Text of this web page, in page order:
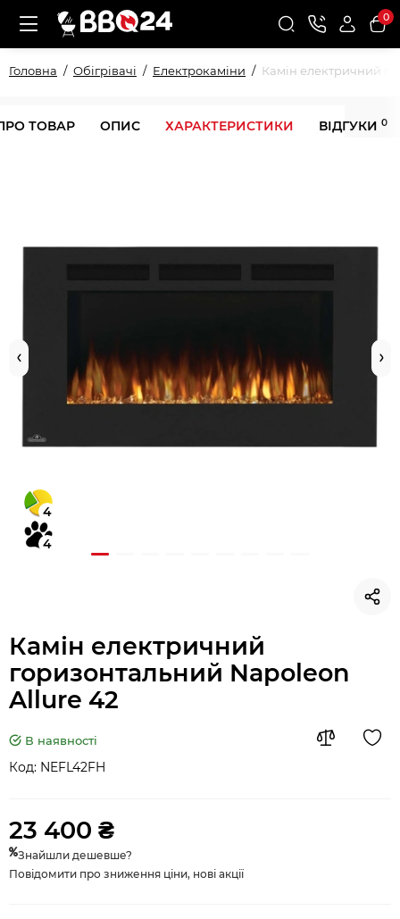
0
Головна Обігрівачі Електрокаміни Камін електричний
ТОВАР ОПИС ХАРАКТЕРИСТИКИ ВІДГУКИ 0
4
4
Камін електричний
горизонтальний Napoleon
Allure 42
В наявності
Код: NEFL42FH
23 400 ₴
Знайшли дешевше?
Повідомити про зниження ціни, нові акції